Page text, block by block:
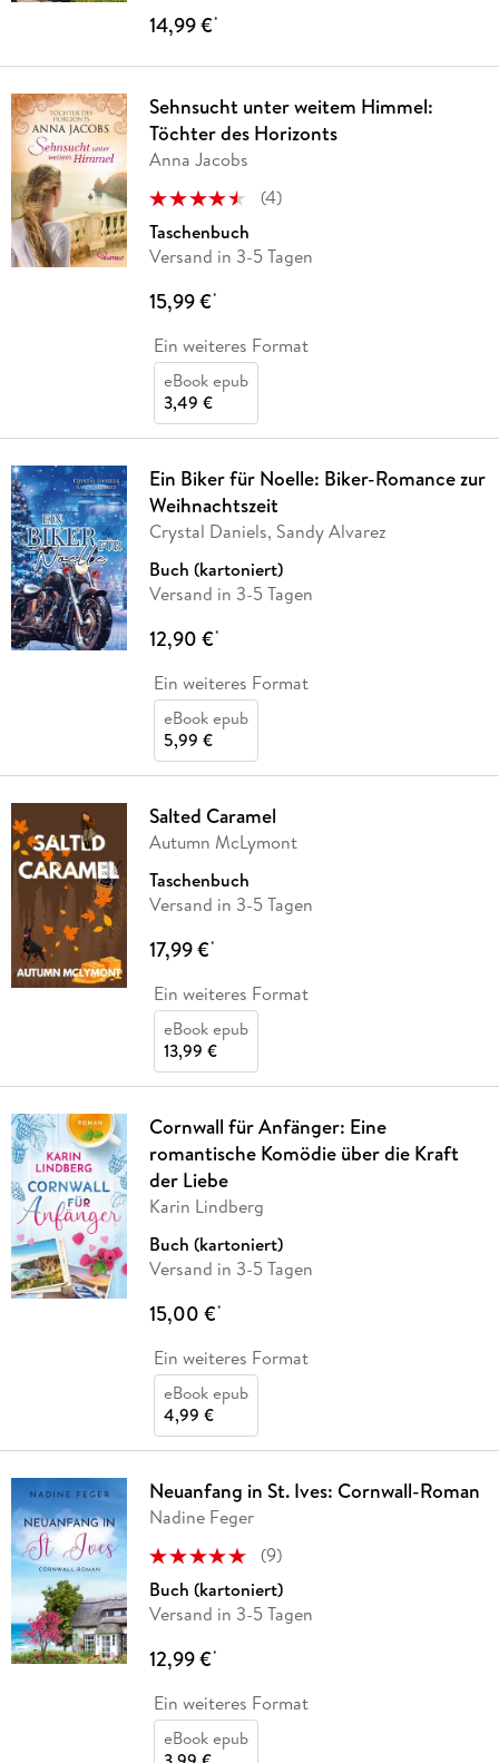
14,99 €*
Sehnsucht unter weitem Himmel:
Töchter des Horizonts
Anna Jacobs
(4)
Taschenbuch
Versand in 3-5 Tagen
15,99 €*
Ein weiteres Format
eBook epub
3,49 €
Ein Biker für Noelle: Biker-Romance zur
Weihnachtszeit
Crystal Daniels, Sandy Alvarez
Buch (kartoniert)
Versand in 3-5 Tagen
12,90 €*
Ein weiteres Format
eBook epub
5,99 €
Salted Caramel
Autumn McLymont
Taschenbuch
Versand in 3-5 Tagen
17,99 €*
Ein weiteres Format
eBook epub
13,99 €
Cornwall für Anfänger: Eine
romantische Komödie über die Kraft
der Liebe
Karin Lindberg
Buch (kartoniert)
Versand in 3-5 Tagen
15,00 €*
Ein weiteres Format
eBook epub
4,99 €
Neuanfang in St. Ives: Cornwall-Roman
Nadine Feger
(9)
Buch (kartoniert)
Versand in 3-5 Tagen
12,99 €*
Ein weiteres Format
eBook epub